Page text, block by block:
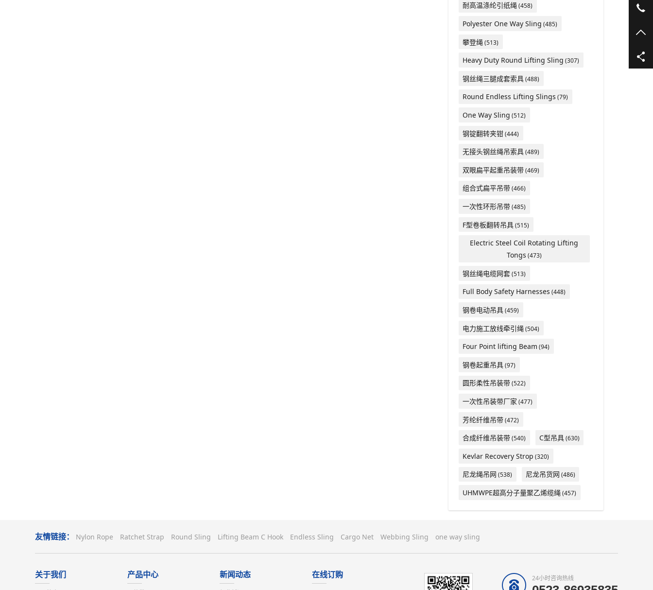
耐高温涤纶引纸绳(458)
Polyester One Way Sling (485)
攀登绳 (513)
Heavy Duty Round Lifting Sling (307)
钢丝绳三腿成套索具(488)
Round Endless Lifting Slings (79)
One Way Sling (512)
钢锭翻转夹钳(444)
无接头钢丝绳吊索具(489)
双眼扁平起重吊装带(469)
组合式扁平吊带(466)
一次性环形吊带(485)
F型卷板翻转吊具(515)
Electric Steel Coil Rotating Lifting
Tongs (473)
钢丝绳电缆网套(513)
Full Body Safety Harnesses (448)
钢卷电动吊具(459)
电力施工放线牵引绳 (504)
Four Point lifting Beam (94)
钢卷起重吊具(97)
圆形柔性吊装带(522)
一次性吊装带厂家 (477)
芳纶纤维吊带(472)
合成纤维吊装带(540) C型吊具(630)
Kevlar Recovery Strop (320)
尼龙绳吊网 (538) 尼龙吊货网 (486)
UHMWPE超高分子量聚乙烯缆绳(457)
友情链接： Nylon Rope Ratchet Strap Round Sling Lifting Beam C Hook Endless Sling Cargo Net Webbing Sling one way sling
关于我们 产品中心 新闻动态 在线订购 24小时咨询热线